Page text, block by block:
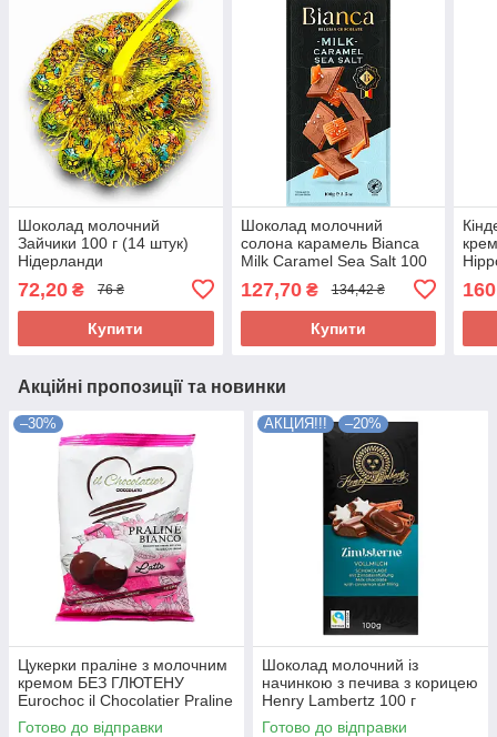
Шоколад молочний
Зайчики 100 г (14 штук)
Нідерланди
72,20 ₴ 76 ₴
Купити
Шоколад молочний
солона карамель Bianca
Milk Caramel Sea Salt 100
127,70₴ 134,42 ₴
Купити
Акційні пропозиції та новинки
–30%
Цукерки праліне з молочним
кремом БЕЗ ГЛЮТЕНУ
Eurochoc il Chocolatier Praline
Bianco 100г Іспанія
Готово до відправки
АКЦИЯ!!! –20%
Шоколад молочний із
начинкою з печива з корицею
Henry Lambertz 100 г
Німеччина
Готово до відправки